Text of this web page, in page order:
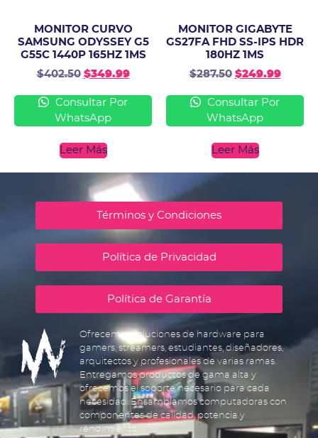
MONITOR CURVO
SAMSUNG ODYSSEY G5
G55C 1440P 165HZ 1MS
$402.50 $349.99
Consultar Por
WhatsApp
Leer Más
MONITOR GIGABYTE
GS27FA FHD SS-IPS HDR
180HZ 1MS
$287.50 $249.99
Consultar Por
WhatsApp
Leer Más
Términos y Condiciones
Política de Privacidad
Política de Garantía
Ofrecemos soluciones de hardware para
gamers, streamers, estudiantes, diseñadores,
arquitectos y profesionales de varias ramas.
Entregamos productos de gama alta y
ofrecemos el soporte necesario para cada
necesidad. Ensamblamos computadoras con
componentes de calidad, potencia y
rendimiento.